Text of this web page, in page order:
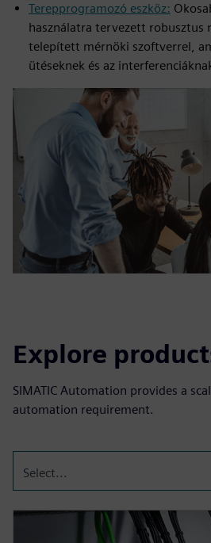
Terepprogramozó eszköz:
használatra tervezett robusztus
telepített mérnöki szoftverrel,
ütéseknek és az
Explore
SIMATIC Automation provides a
automation requirement.
Select...